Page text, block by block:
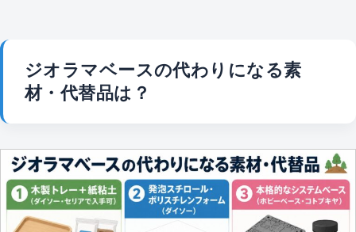
ジオラマベースの代わりになる素
材・代替品は？